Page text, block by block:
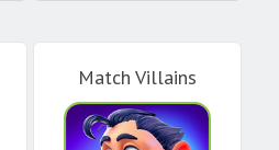
Match Villains